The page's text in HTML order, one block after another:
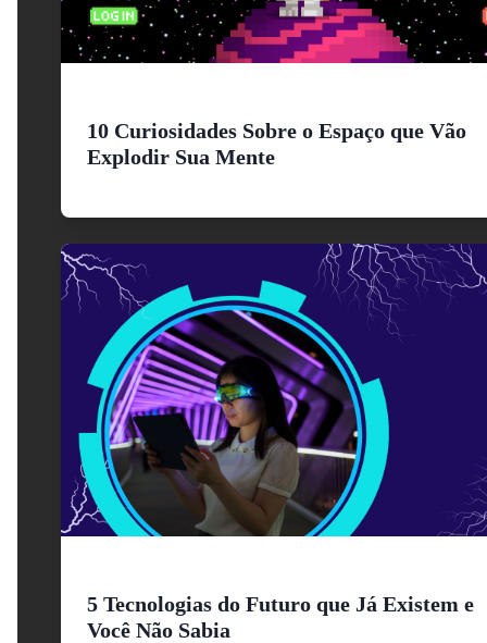
10 Curiosidades Sobre o Espaço que Vão
Explodir Sua Mente
5 Tecnologias do Futuro que Já Existem e
Você Não Sabia